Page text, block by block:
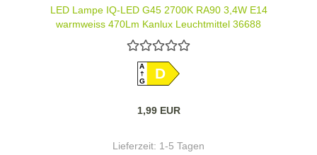
LED Lampe IQ-LED G45 2700K RA90 3,4W E14
warmweiss 470Lm Kanlux Leuchtmittel 36688
A
GD
1,99 EUR
Lieferzeit: 1-5 Tagen